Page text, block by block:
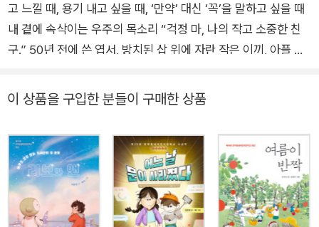
고 느낄 때, 용기 내고 싶을 때, ‘만약’ 대신 ‘꼭’을 말하고 싶을 때
내 곁에 속삭이는 우주의 목소리 “걱정 마, 나의 작고 소중한 친
구.” 50년 전에 쓴 엽서, 방치된 삽 위에 자란 작은 이끼, 아플 때
에서 책장을 넘기는 손길…… 광대한 우주를 밝히는 반짝이는 것
50년 전 쓴 엽서의 수신인이 지구인이 아니라거나 그 수신인이
불쑥 방문해 당신의 믿음이 이루어졌다고 말하거나 불모지 행성
에서 작은 이끼를 발견하여 애지중지 돌본 이들이 금속과 실리콘
피부의 로봇들이라거나 고양이를 지키고 싶은 마음이 초능력보
다 굳건한 무기를 장착케 하거나. 『우주의 속삭임』에는 별자리만
이 상품을 구입한 분들이 구매한 상품